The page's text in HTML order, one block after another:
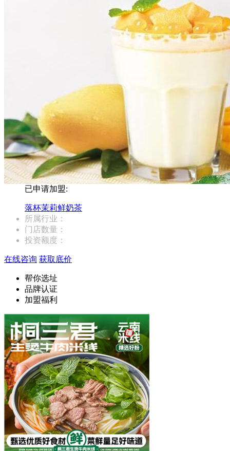
已申请加盟:
落杯茉莉鲜奶茶
所属行业：
门店数量：
投资额度：
在线咨询 获取底价
帮你选址
品牌认证
加盟福利